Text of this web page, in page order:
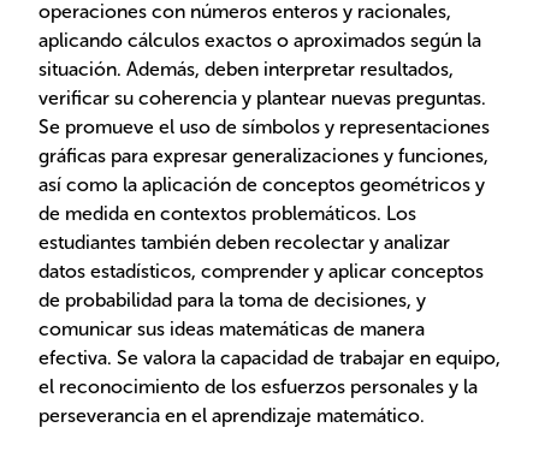
operaciones con números enteros y racionales,
aplicando cálculos exactos o aproximados según la
situación. Además, deben interpretar resultados,
verificar su coherencia y plantear nuevas preguntas.
Se promueve el uso de símbolos y representaciones
gráficas para expresar generalizaciones y funciones,
así como la aplicación de conceptos geométricos y
de medida en contextos problemáticos. Los
estudiantes también deben recolectar y analizar
datos estadísticos, comprender y aplicar conceptos
de probabilidad para la toma de decisiones, y
comunicar sus ideas matemáticas de manera
efectiva. Se valora la capacidad de trabajar en equipo,
el reconocimiento de los esfuerzos personales y la
perseverancia en el aprendizaje matemático.